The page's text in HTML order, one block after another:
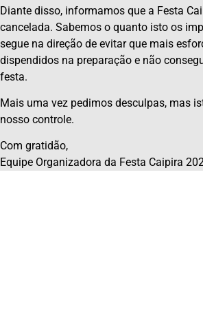
Diante disso, informamos que a Festa
cancelada. Sabemos o quanto isto os
segue na direção de evitar que mais
dispendidos na preparação e não
festa.
Mais uma vez pedimos desculpas, mas
nosso controle.
Com gratidão,
Equipe Organizadora da Festa Caipira